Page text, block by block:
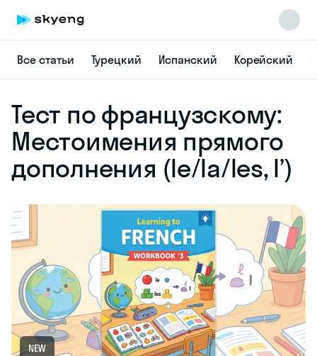
Все статьи Турецкий Испанский Корейский
Тест по французскому:
Местоимения прямого
дополнения (le/la/les, l’)
NEW
online